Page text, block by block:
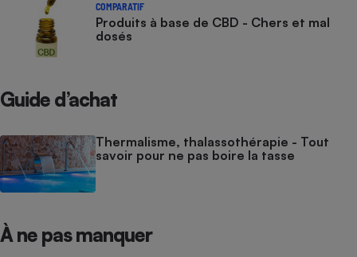
COMPARATIF
Produits à base de CBD - Chers et mal
dosés
Guide d’achat
Thermalisme, thalassothérapie - Tout
savoir pour ne pas boire la tasse
À ne pas manquer